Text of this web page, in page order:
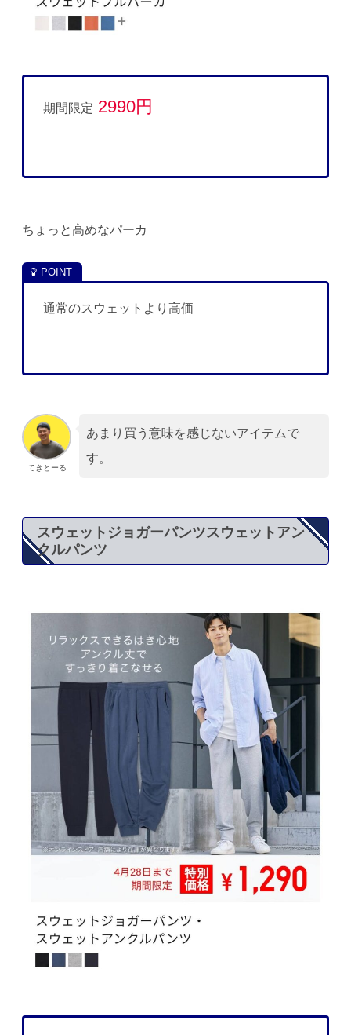
期間限定 2990円
ちょっと高めなパーカ
通常のスウェットより高価
てきとーる
あまり買う意味を感じないアイテムで
す。
スウェットジョガーパンツスウェットアン
クルパンツ